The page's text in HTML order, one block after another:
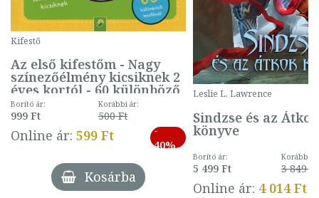
Kifestő
Az első kifestőm - Nagy
színezőélmény kicsiknek 2
éves kortól - 60 különböző
mintával (gombás)
Borító ár:
999 Ft
Korábbi ár:
500 Ft
Online ár: 599 Ft
-
40%
Kosárba
Leslie L. Lawrence
Sindzse és az Átkok
könyve
Borító ár:
5 499 Ft
Korábbi
3 849 Ft
Online ár: 4 014 Ft